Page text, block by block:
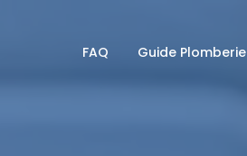
FAQ Guide Plomberie